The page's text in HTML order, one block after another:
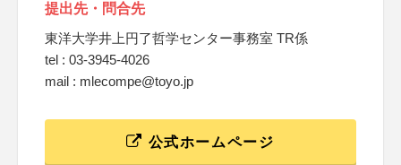
提出先・問合先
東洋大学井上円了哲学センター事務室 TR係
tel : 03-3945-4026
mail : mlecompe@toyo.jp
公式ホームページ